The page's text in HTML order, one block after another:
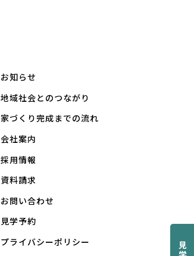
お知らせ
地域社会とのつながり
家づくり完成までの流れ
会社案内
採用情報
資料請求
お問い合わせ
見学予約
プライバシーポリシー